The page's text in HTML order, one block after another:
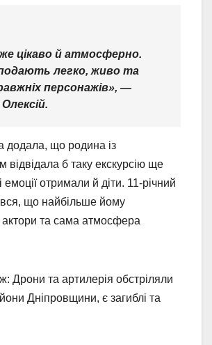
цікаво й атмосферно.
легко, живо та
персонажів», —
додала, що родина із
відвідала б таку екскурсію ще
емоції отримали й діти. 11-річний
що найбільше йому
та сама атмосфера
Дрони та артилерія обстріляли
Дніпровщини, є загиблі та